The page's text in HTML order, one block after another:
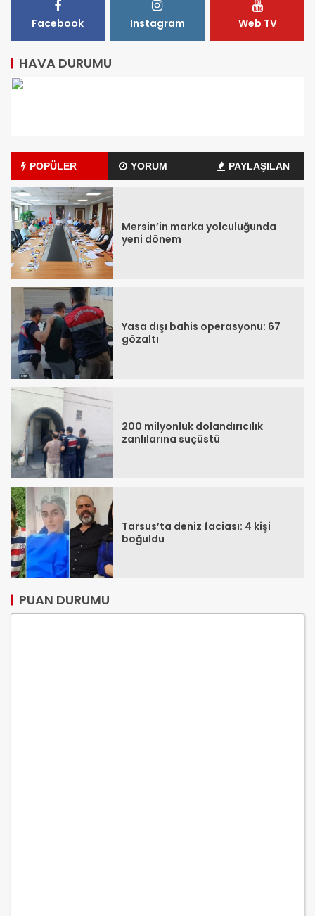
Facebook Instagram Web TV
HAVA DURUMU
POPÜLER YORUM PAYLAŞILAN
Mersin’in marka yolculuğunda
yeni dönem
Yasa dışı bahis operasyonu: 67
gözaltı
200 milyonluk dolandırıcılık
zanlılarına suçüstü
Tarsus’ta deniz faciası: 4 kişi
boğuldu
PUAN DURUMU